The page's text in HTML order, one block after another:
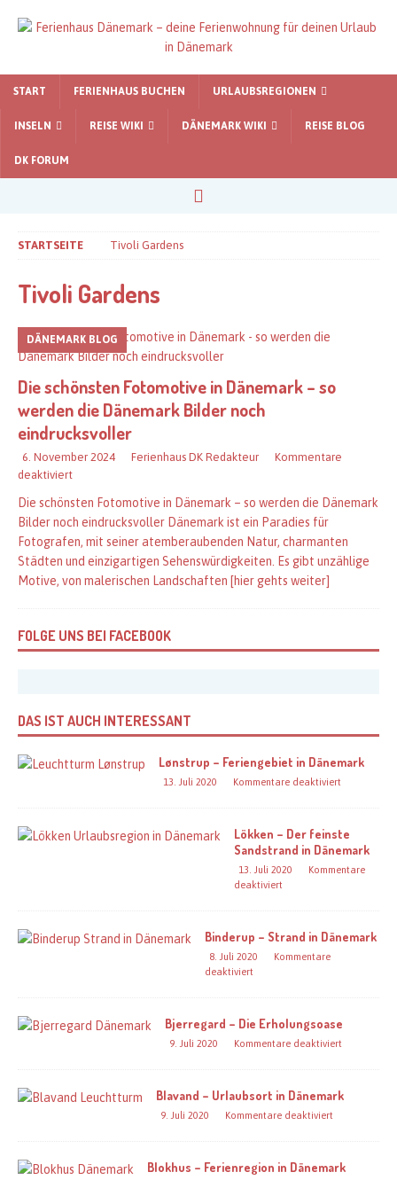
START FERIENHAUS BUCHEN URLAUBSREGIONEN
INSELN REISE WIKI DÄNEMARK WIKI REISE BLOG
DK FORUM
STARTSEITE Tivoli Gardens
Tivoli Gardens
DÄNEMARK BLOG
Die schönsten Fotomotive in Dänemark – so
werden die Dänemark Bilder noch
eindrucksvoller
6. November 2024 Ferienhaus DK Redakteur
Kommentare
deaktiviert
Die schönsten Fotomotive in Dänemark – so werden die Dänemark
Bilder noch eindrucksvoller Dänemark ist ein Paradies für
Fotografen, mit seiner atemberaubenden Natur, charmanten
Städten und einzigartigen Sehenswürdigkeiten. Es gibt unzählige
Motive, von malerischen Landschaften [hier gehts weiter]
FOLGE UNS BEI FACEBOOK
DAS IST AUCH INTERESSANT
Lønstrup – Feriengebiet in Dänemark
13. Juli 2020 Kommentare deaktiviert
Lökken – Der feinste
Sandstrand in Dänemark
13. Juli 2020
Kommentare
deaktiviert
Binderup – Strand in Dänemark
8. Juli 2020
Kommentare
deaktiviert
Bjerregard – Die Erholungsoase
9. Juli 2020 Kommentare deaktiviert
Blavand – Urlaubsort in Dänemark
9. Juli 2020 Kommentare deaktiviert
Blokhus – Ferienregion in Dänemark